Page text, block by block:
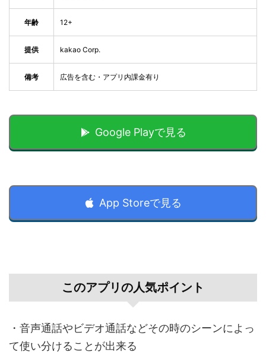
年齢 12+
提供 kakao Corp.
備考 広告を含む・アプリ内課金有り
Google Playで見る
App Storeで見る
このアプリの人気ポイント
・音声通話やビデオ通話などその時のシーンによっ
て使い分けることが出来る